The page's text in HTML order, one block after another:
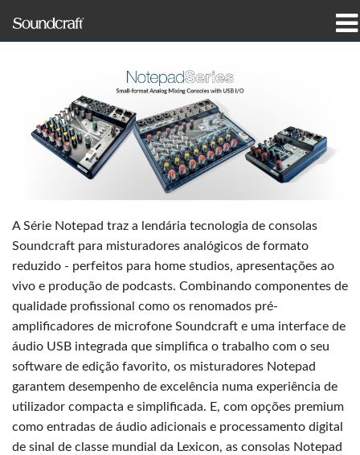
Casos de estudo e notícias
onde comprar
A Série Notepad traz a lendária tecnologia de consolas
Soundcraft para misturadores analógicos de formato
reduzido - perfeitos para home studios, apresentações ao
vivo e produção de podcasts. Combinando componentes de
qualidade profissional como os renomados pré-
amplificadores de microfone Soundcraft e uma interface de
áudio USB integrada que simplifica o trabalho com o seu
software de edição favorito, os misturadores Notepad
garantem desempenho de excelência numa experiência de
utilizador compacta e simplificada. E, com opções premium
como entradas de áudio adicionais e processamento digital
de sinal de classe mundial da Lexicon, as consolas Notepad